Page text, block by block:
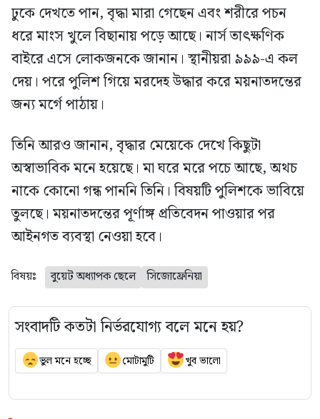
ঢুকে দেখতে পান, বৃদ্ধা মারা গেছেন এবং শরীরে পচন
ধরে মাংস খুলে বিছানায় পড়ে আছে। নার্স তাৎক্ষণিক
বাইরে এসে লোকজনকে জানান। স্থানীয়রা ৯৯৯-এ কল
দেয়। পরে পুলিশ গিয়ে মরদেহ উদ্ধার করে ময়নাতদন্তের
জন্য মর্গে পাঠায়।
তিনি আরও জানান, বৃদ্ধার মেয়েকে দেখে কিছুটা
অস্বাভাবিক মনে হয়েছে। মা ঘরে মরে পচে আছে, অথচ
নাকে কোনো গন্ধ পাননি তিনি। বিষয়টি পুলিশকে ভাবিয়ে
তুলছে। ময়নাতদন্তের পূর্ণাঙ্গ প্রতিবেদন পাওয়ার পর
আইনগত ব্যবস্থা নেওয়া হবে।
বিষয়ঃ বুয়েট অধ্যাপক ছেলে সিজোফ্রেনিয়া
সংবাদটি কতটা নির্ভরযোগ্য বলে মনে হয়?
ভুল মনে হচ্ছে মোটামুটি খুব ভালো